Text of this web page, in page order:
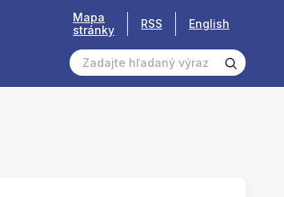
Mapa
stránky
RSS English